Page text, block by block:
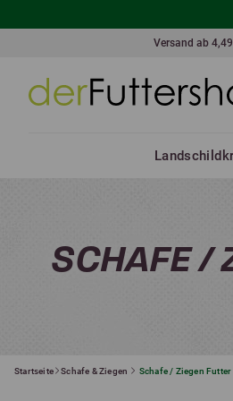
Versand ab
SCHAFE /
Startseite Schafe & Ziegen Schafe / Ziegen Futter